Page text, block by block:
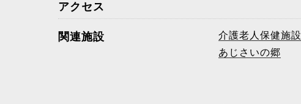
アクセス
関連施設
介護老人保健施設
あじさいの郷